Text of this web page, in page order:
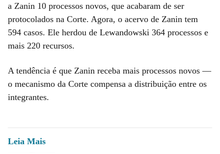
a Zanin 10 processos novos, que acabaram de ser
protocolados na Corte. Agora, o acervo de Zanin tem
594 casos. Ele herdou de Lewandowski 364 processos e
mais 220 recursos.
A tendência é que Zanin receba mais processos novos —
o mecanismo da Corte compensa a distribuição entre os
integrantes.
Leia Mais